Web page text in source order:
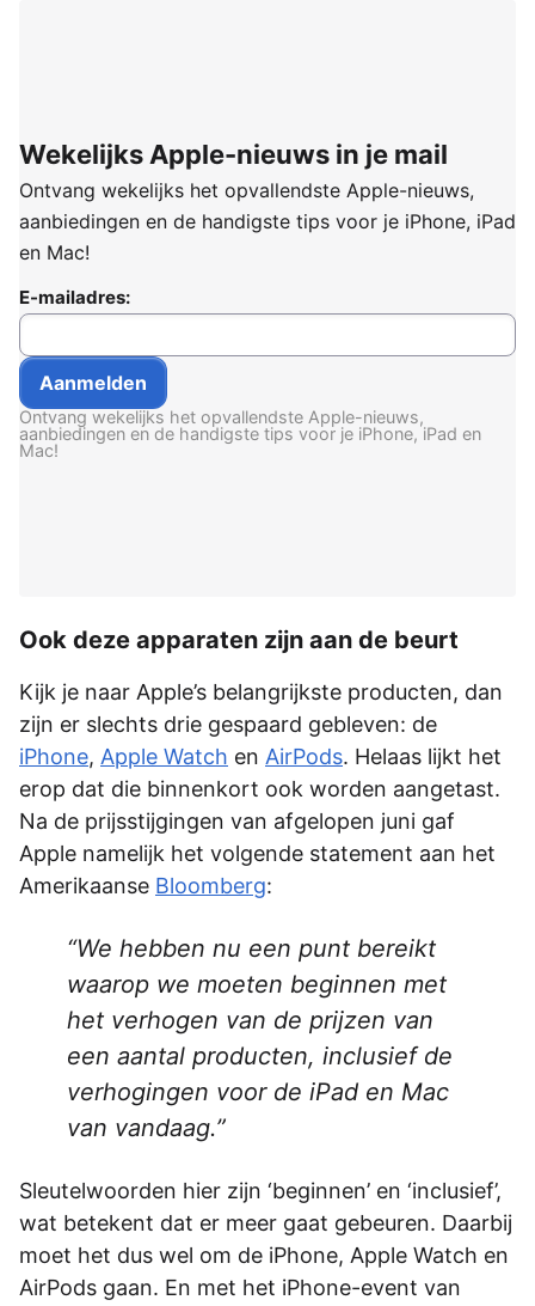
Wekelijks Apple-nieuws in je mail
Ontvang wekelijks het opvallendste Apple-nieuws,
aanbiedingen en de handigste tips voor je iPhone, iPad
en Mac!
E-mailadres:
Ontvang wekelijks het opvallendste Apple-nieuws,
aanbiedingen en de handigste tips voor je iPhone, iPad en
Mac!
Ook deze apparaten zijn aan de beurt
Kijk je naar Apple’s belangrijkste producten, dan
zijn er slechts drie gespaard gebleven: de
iPhone, Apple Watch en AirPods. Helaas lijkt het
erop dat die binnenkort ook worden aangetast.
Na de prijsstijgingen van afgelopen juni gaf
Apple namelijk het volgende statement aan het
Amerikaanse Bloomberg:
We hebben nu een punt bereikt
waarop we moeten beginnen met
het verhogen van de prijzen van
een aantal producten, inclusief de
verhogingen voor de iPad en Mac
van vandaag.
Sleutelwoorden hier zijn ‘beginnen’ en ‘inclusief’,
wat betekent dat er meer gaat gebeuren. Daarbij
moet het dus wel om de iPhone, Apple Watch en
AirPods gaan. En met het iPhone-event van